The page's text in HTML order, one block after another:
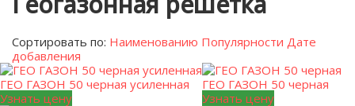
Сортировать по: Наименованию Популярности Дате
добавления
ГЕО ГАЗОН 50 черная усиленная
Узнать цену
ГЕО ГАЗОН 50 черная
Узнать цену